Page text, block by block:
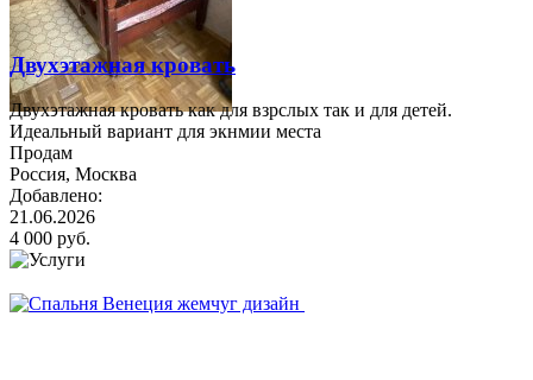
Двухэтажная кровать
Двухэтажная кровать как для взрслых так и для детей.
Идеальный вариант для экнмии места
Продам
Россия, Москва
Добавлено:
21.06.2026
4 000 руб.